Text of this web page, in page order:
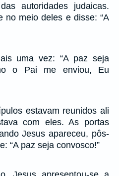
autoridades judaicas.
no meio deles e disse: “A
uma vez: “A paz seja
o Pai me enviou, Eu
estavam reunidos ali
com eles. As portas
Jesus apareceu, pôs-
“A paz seja convosco!”